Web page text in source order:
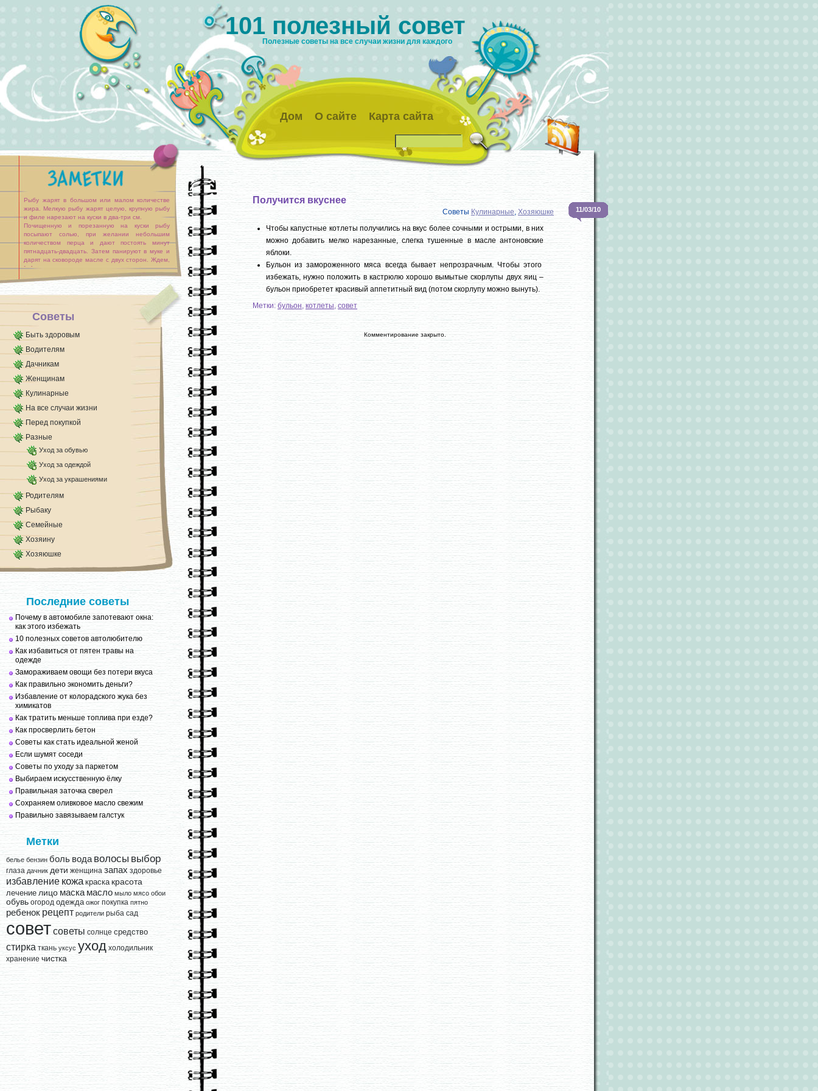
101 полезный совет
Полезные советы на все случаи жизни для каждого
Дом О сайте Карта сайта
Рыбу жарят в большом или малом количестве
жира. Мелкую рыбу жарят целую, крупную рыбу
и филе нарезают на куски в два-три см.
Почищенную и порезанную на куски рыбу
посыпают солью, при желании небольшим
количеством перца и дают постоять минут
пятнадцать-двадцать. Затем панируют в муке и
дарят на сковороде масле с двух сторон. Ждем,
[...]
Советы
Быть здоровым
Водителям
Дачникам
Женщинам
Кулинарные
На все случаи жизни
Перед покупкой
Разные
Уход за обувью
Уход за одеждой
Уход за украшениями
Родителям
Рыбаку
Семейные
Хозяину
Хозяюшке
Последние советы
Почему в автомобиле запотевают окна:
как этого избежать
10 полезных советов автолюбителю
Как избавиться от пятен травы на
одежде
Замораживаем овощи без потери вкуса
Как правильно экономить деньги?
Избавление от колорадского жука без
химикатов
Как тратить меньше топлива при езде?
Как просверлить бетон
Советы как стать идеальной женой
Если шумят соседи
Советы по уходу за паркетом
Выбираем искусственную ёлку
Правильная заточка сверел
Сохраняем оливковое масло свежим
Правильно завязываем галстук
Метки
белье бензин боль вода волосы выбор
глаза дачник дети женщина запах здоровье
избавление кожа краска красота
лечение лицо маска масло мыло мясо обои
обувь огород одежда ожог покупка пятно
ребенок рецепт родители рыба сад
советсоветы солнце средство
стирка ткань уксус уход холодильник
хранение чистка
Получится вкуснее
Советы Кулинарные, Хозяюшке 11/03/10
Чтобы капустные котлеты получились на вкус более сочными и острыми, в них
можно добавить мелко нарезанные, слегка тушенные в масле антоновские
яблоки.
Бульон из замороженного мяса всегда бывает непрозрачным. Чтобы этого
избежать, нужно положить в кастрюлю хорошо вымытые скорлупы двух яиц –
бульон приобретет красивый аппетитный вид (потом скорлупу можно вынуть).
Метки: бульон, котлеты, совет
Комментирование закрыто.